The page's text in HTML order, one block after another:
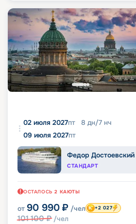
02 июля 2027пт 8 дн/7 нч
09 июля 2027пт
Федор Достоевский
СТАНДАРТ
ОСТАЛОСЬ 2 КАЮТЫ
от 90 990 ₽ /чел
101 100₽ /чел
+2 027